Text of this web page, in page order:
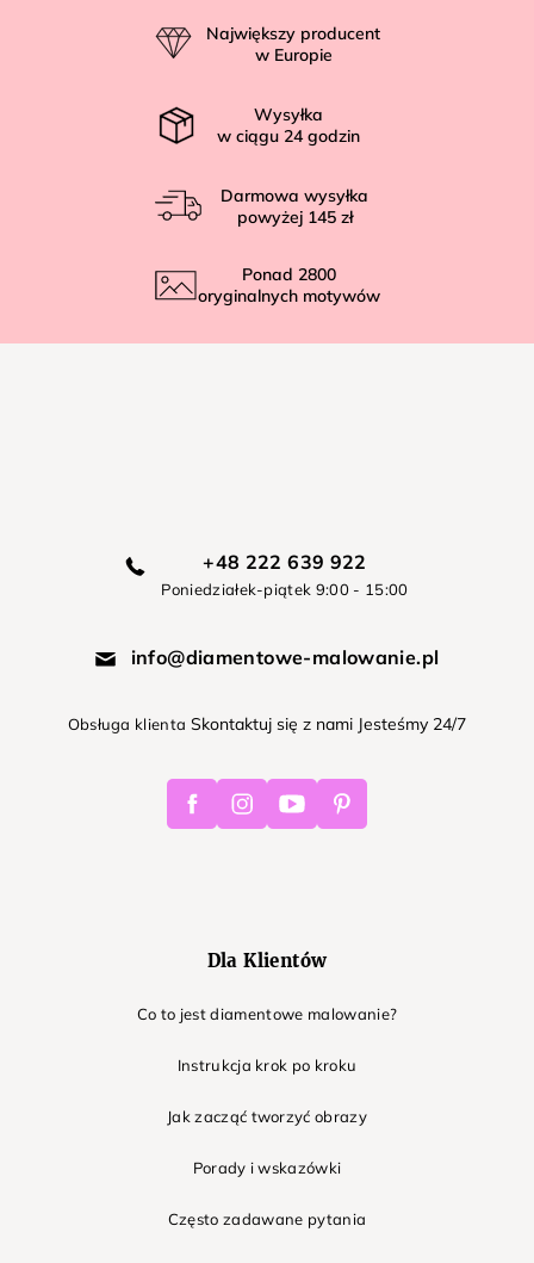
Największy producent
w Europie
Wysyłka
w ciągu 24 godzin
Darmowa wysyłka
powyżej 145 zł
Ponad 2800
oryginalnych motywów
+48 222 639 922
Poniedziałek-piątek 9:00 - 15:00
info@diamentowe-malowanie.pl
Obsługa klienta Skontaktuj się z nami Jesteśmy 24/7
FacebookInstagramYoutube Pinterest
Dla Klientów
Co to jest diamentowe malowanie?
Instrukcja krok po kroku
Jak zacząć tworzyć obrazy
Porady i wskazówki
Często zadawane pytania